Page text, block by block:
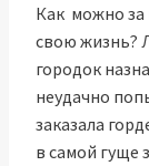
Как можно за
свою жизнь?
городок
неудачно
заказала
в самой гуще